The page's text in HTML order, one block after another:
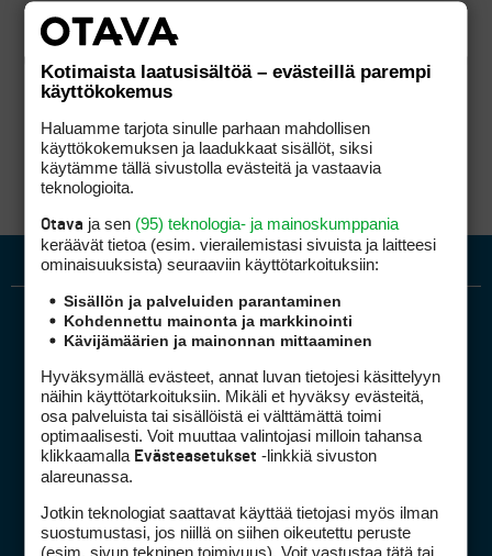
Golfpiste mediakortti
Golfpisteen yhteystiedot
DSA avoimuusraportti
Kotimaista laatusisältöä – evästeillä parempi
käyttökokemus
Haluamme tarjota sinulle parhaan mahdollisen
käyttökokemuksen ja laadukkaat sisällöt, siksi
käytämme tällä sivustolla evästeitä ja vastaavia
teknologioita.
Otava ja sen (95) teknologia- ja mainoskumppania
keräävät tietoa (esim. vierailemis­tasi sivuista ja laitteesi
ominaisuuk­sista) seuraaviin käyttötarkoituksiin:
Sisällön ja palveluiden parantaminen
Kohdennettu mainonta ja markkinointi
Kävijämäärien ja mainonnan mittaaminen
Hyväksymällä evästeet, annat luvan tietojesi käsittelyyn
näihin käyttötarkoituksiin. Mikäli et hyväksy evästeitä,
osa palveluista tai sisällöistä ei välttämättä toimi
optimaalisesti. Voit muuttaa valintojasi milloin tahansa
klikkaamalla Evästeasetukset -linkkiä sivuston
alareunassa.
Jotkin teknologiat saattavat käyttää tietojasi myös ilman
suostumustasi, jos niillä on siihen oikeutettu peruste
(esim. sivun tekninen toimivuus). Voit vastustaa tätä tai